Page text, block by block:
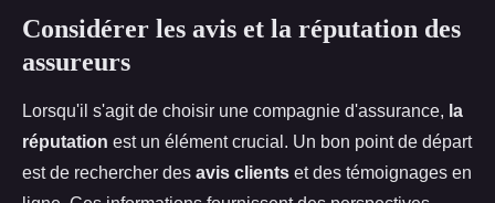
Considérer les avis et la réputation des
assureurs
Lorsqu'il s'agit de choisir une compagnie d'assurance, la
réputation est un élément crucial. Un bon point de départ
est de rechercher des avis clients et des témoignages en